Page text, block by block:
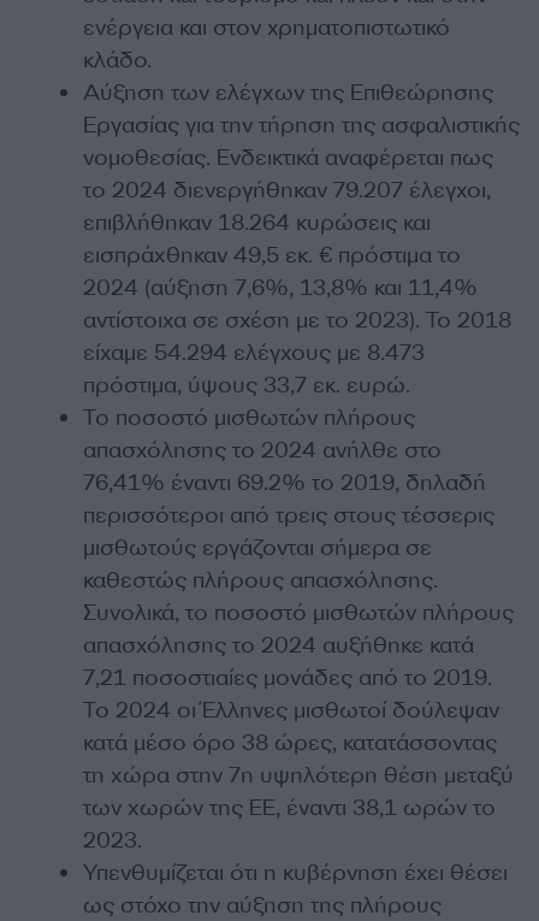
ενέργεια και στον χρηματοπιστωτικό
κλάδο.
Αύξηση των ελέγχων της Επιθεώρησης
Εργασίας για την τήρηση της ασφαλιστικής
νομοθεσίας. Ενδεικτικά αναφέρεται πως
το 2024 διενεργήθηκαν 79.207 έλεγχοι,
επιβλήθηκαν 18.264 κυρώσεις και
εισπράχθηκαν 49,5 εκ. € πρόστιμα το
2024 (αύξηση 7,6%, 13,8% και 11,4%
αντίστοιχα σε σχέση με το 2023). To 2018
είχαμε 54.294 ελέγχους με 8.473
πρόστιμα, ύψους 33,7 εκ. ευρώ.
Το ποσοστό μισθωτών πλήρους
απασχόλησης το 2024 ανήλθε στο
76,41% έναντι 69.2% το 2019, δηλαδή
περισσότεροι από τρεις στους τέσσερις
μισθωτούς εργάζονται σήμερα σε
καθεστώς πλήρους απασχόλησης.
Συνολικά, το ποσοστό μισθωτών πλήρους
απασχόλησης το 2024 αυξήθηκε κατά
7,21 ποσοστιαίες μονάδες από το 2019.
Το 2024 οι Έλληνες μισθωτοί δούλεψαν
κατά μέσο όρο 38 ώρες, κατατάσσοντας
τη χώρα στην 7η υψηλότερη θέση μεταξύ
των χωρών της ΕΕ, έναντι 38,1 ωρών το
2023.
Υπενθυμίζεται ότι η κυβέρνηση έχει θέσει
ως στόχο την αύξηση της πλήρους